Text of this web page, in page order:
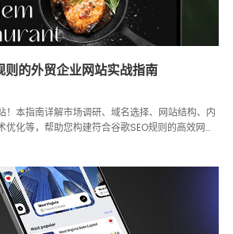
则的外贸企业网站实战指南
！本指南详解市场调研、域名选择、网站结构、内
优化等，帮助您构建符合谷歌SEO规则的高效网